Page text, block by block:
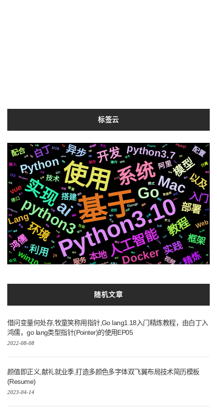
标签云
基于
使用
Python3.10
系统
ai
实现 Go
python3
Mac
人工智能
开发
Python
环境 教程
Docker
模型
部署
python3.7
异步
入门
以及
利用 实践 框架
本地
白丁
鸿儒
精炼
Lang
win10
搭建
配合
vue
技术
阿里
配置
服务
Web
视频
接口
js
Iris
OS
接入
mysql
分离
中文
Django
进阶
苹果
性能
模式
操作
制作
api
数据库
学习
支付
原生
芯片
前后
检测
编辑器
基础
2020
微软
国内
后端
机器人
Whisper
深度
记录
编程
Selenium
通过
新版
svg
生成
结构
运行
自动化
音色
响应
ffmpeg
compose
变量
推荐
celery
场景
阻塞
镜像
Apple
各种
存储
Silicon
遇到
统一
CSS3
github
切换
动画
爬虫
属于
情况
协议
io
聊天
合成
页面
https
Pytorch
MacOs
支付宝
简历
快速
布局
Tornado
识别
集群
流程
可用
声音
机制
社交
数据
centos
推送
需要
格式
字幕
原理
函数
通信
语法
解析
一下 2021
user 迁移
随机文章
借问变量何处存,牧童笑称用指针,Go lang1.18入门精炼教程，由白丁入
鸿儒，go lang类型指针(Pointer)的使用EP05
2022-08-08
颜值即正义,献礼就业季,打造多颜色多字体双飞翼布局技术简历模板
(Resume)
2023-04-14